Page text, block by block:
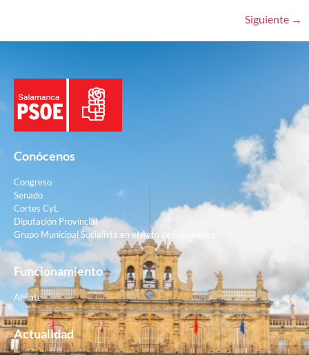
Siguiente →
Conócenos
Congreso
Senado
Cortes CyL
Diputación Provincial
Grupo Municipal Socialista en el Ayto de Salamanca
Funcionamiento
Afiliate
Actualidad